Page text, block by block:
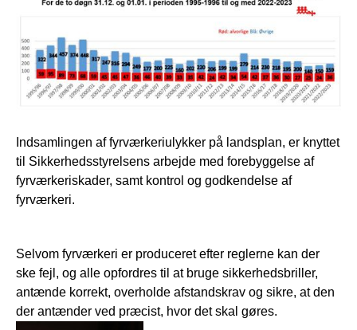
Indsamlingen af fyrværkeriulykker på landsplan, er knyttet
til Sikkerhedsstyrelsens arbejde med forebyggelse af
fyrværkeriskader, samt kontrol og godkendelse af
fyrværkeri.
Selvom fyrværkeri er produceret efter reglerne kan der
ske fejl, og alle opfordres til at bruge sikkerhedsbriller,
antænde korrekt, overholde afstandskrav og sikre, at den
der antænder ved præcist, hvor det skal gøres.